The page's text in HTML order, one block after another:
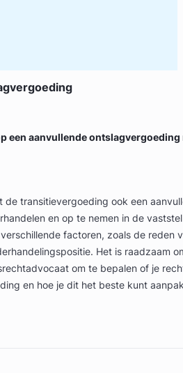
een aanvullende ontslagvergoeding
de transitievergoeding ook een
en op te nemen in de
factoren, zoals de reden
Het is raadzaam
om te bepalen of je
en hoe je dit het beste kunt